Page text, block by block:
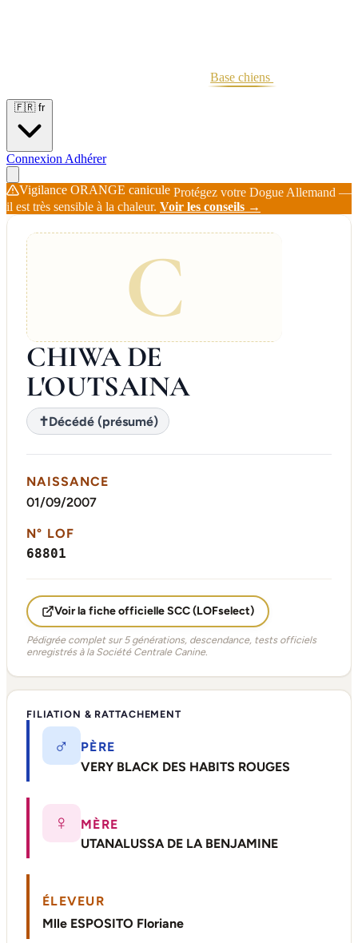
Base chiens
🇫🇷 fr
Connexion Adhérer
Vigilance ORANGE canicule Protégez votre Dogue Allemand —
il est très sensible à la chaleur. Voir les conseils →
C
CHIWA DE
L'OUTSAINA
✝Décédé (présumé)
NAISSANCE
01/09/2007
N° LOF
68801
Voir la fiche officielle SCC (LOFselect)
Pédigrée complet sur 5 générations, descendance, tests officiels
enregistrés à la Société Centrale Canine.
FILIATION & RATTACHEMENT
♂
PÈRE
VERY BLACK DES HABITS ROUGES
♀
MÈRE
UTANALUSSA DE LA BENJAMINE
ÉLEVEUR
Mlle ESPOSITO Floriane